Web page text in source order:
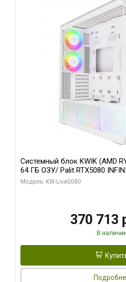
Системный блок KWIK (AMD
64 ГБ ОЗУ/ Palit RTX5080
256bit 3xDP H/ 960 ГБ SSD)
Модель: KW-Live0080
370 713
В наличии